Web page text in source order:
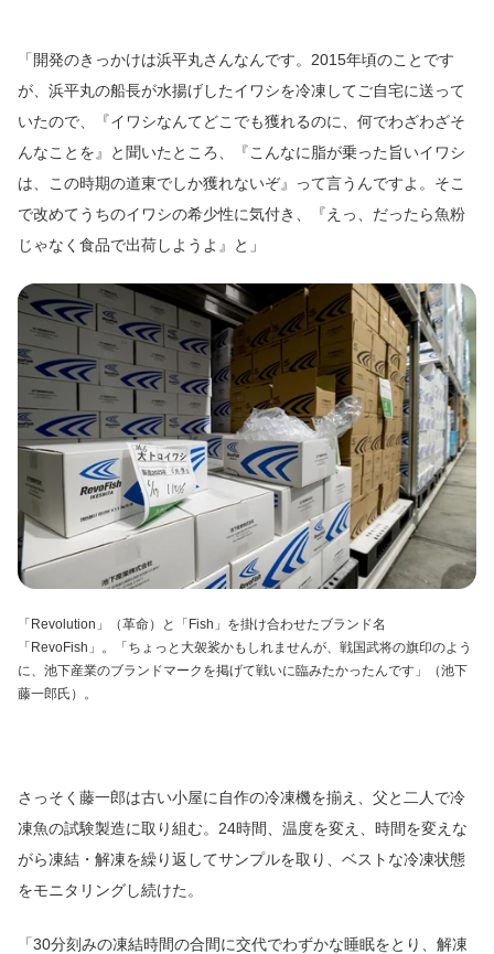
「開発のきっかけは浜平丸さんなんです。2015年頃のことです
が、浜平丸の船長が水揚げしたイワシを冷凍してご自宅に送って
いたので、『イワシなんてどこでも獲れるのに、何でわざわざそ
んなことを』と聞いたところ、『こんなに脂が乗った旨いイワシ
は、この時期の道東でしか獲れないぞ』って言うんですよ。そこ
で改めてうちのイワシの希少性に気付き、『えっ、だったら魚粉
じゃなく食品で出荷しようよ』と」
「Revolution」（革命）と「Fish」を掛け合わせたブランド名
「RevoFish」。「ちょっと大袈裟かもしれませんが、戦国武将の旗印のよう
に、池下産業のブランドマークを掲げて戦いに臨みたかったんです」（池下
藤一郎氏）。
さっそく藤一郎は古い小屋に自作の冷凍機を揃え、父と二人で冷
凍魚の試験製造に取り組む。24時間、温度を変え、時間を変えな
がら凍結・解凍を繰り返してサンプルを取り、ベストな冷凍状態
をモニタリングし続けた。
「30分刻みの凍結時間の合間に交代でわずかな睡眠をとり、解凍